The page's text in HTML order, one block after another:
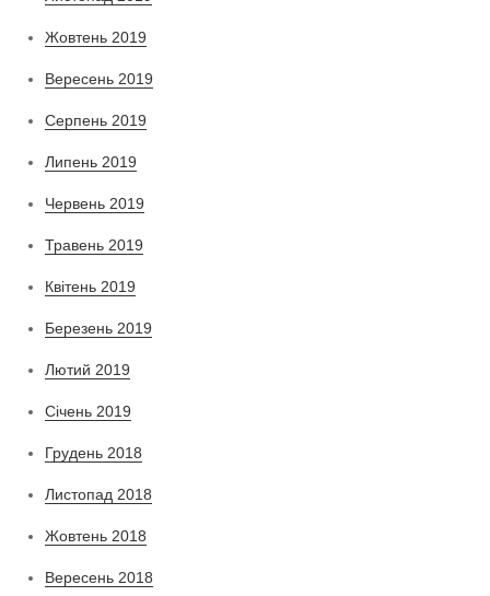
Жовтень 2019
Вересень 2019
Серпень 2019
Липень 2019
Червень 2019
Травень 2019
Квітень 2019
Березень 2019
Лютий 2019
Січень 2019
Грудень 2018
Листопад 2018
Жовтень 2018
Вересень 2018